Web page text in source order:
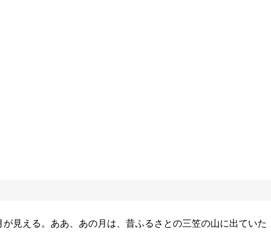
見える。ああ、あの月は、昔ふるさとの三笠の山に出ていた